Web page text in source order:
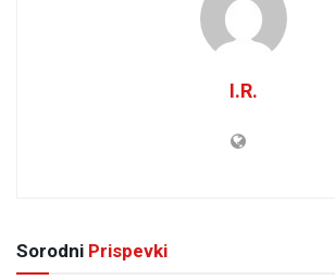
I.R.
Sorodni Prispevki